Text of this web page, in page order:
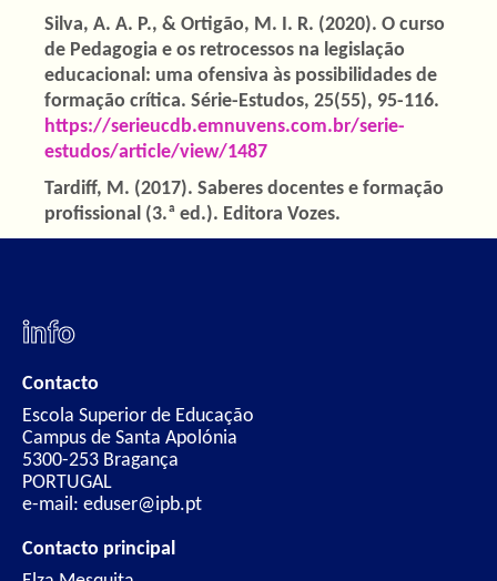
Silva, A. A. P., & Ortigão, M. I. R. (2020). O curso
de Pedagogia e os retrocessos na legislação
educacional: uma ofensiva às possibilidades de
formação crítica. Série-Estudos, 25(55), 95-116.
https://serieucdb.emnuvens.com.br/serie-
estudos/article/view/1487
Tardiff, M. (2017). Saberes docentes e formação
profissional (3.ª ed.). Editora Vozes.
info
Contacto
Escola Superior de Educação
Campus de Santa Apolónia
5300-253 Bragança
PORTUGAL
e-mail: eduser@ipb.pt
Contacto principal